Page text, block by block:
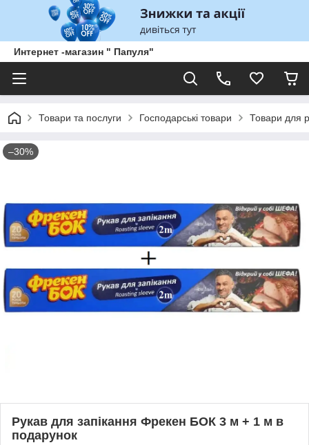
Интернет -магазин " Папуля"
Товари та послуги Господарські товари Товари для
–30%
Рукав для запікання Фрекен БОК 3 м + 1 м в
подарунок